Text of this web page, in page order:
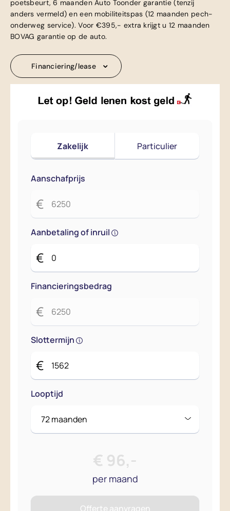
poetsbeurt, 6 maanden Auto Toonder garantie (tenzij
anders vermeld) en een mobiliteitspas (12 maanden pech-
onderweg service). Voor €395,- extra krijgt u 12 maanden
BOVAG garantie op de auto.
Financiering/lease